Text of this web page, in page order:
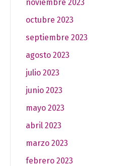
noviembre 2023
octubre 2023
septiembre 2023
agosto 2023
julio 2023
junio 2023
mayo 2023
abril 2023
marzo 2023
febrero 2023